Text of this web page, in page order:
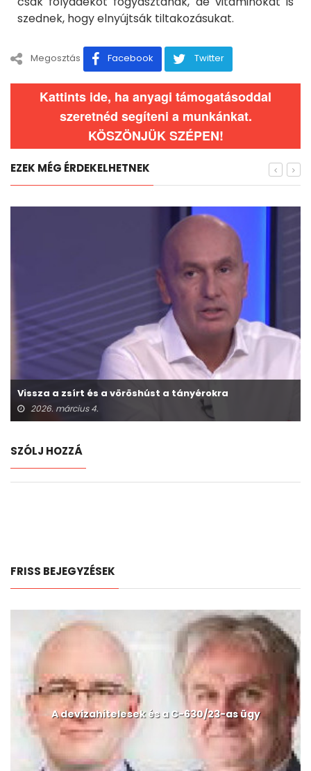
szednek, hogy elnyújtsák tiltakozásukat.
Megosztás Facebook Twitter
Kattints ide, ha anyagi támogatásoddal
szeretnéd segíteni a munkánkat.
KÖSZÖNJÜK SZÉPEN!
EZEK MÉG ÉRDEKELHETNEK
Vissza a zsírt és a vöröshúst a tányérokra
2026. március 4.
SZÓLJ HOZZÁ
FRISS BEJEGYZÉSEK
A devizahitelesek és a C-630/23-as ügy